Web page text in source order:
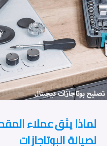
لماذا يثق عملاء
لصيانة البوتاجازات